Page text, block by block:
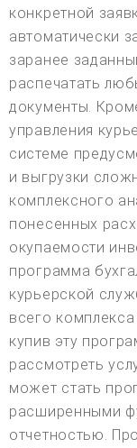
конкретной
автоматически
заранее
распечатать
документы.
управления
системе
и выгрузки
комплексного
понесенных
окупаемости
программа
курьерской
всего
купив эту
рассмотреть
может стать
расширенными
отчетностью.